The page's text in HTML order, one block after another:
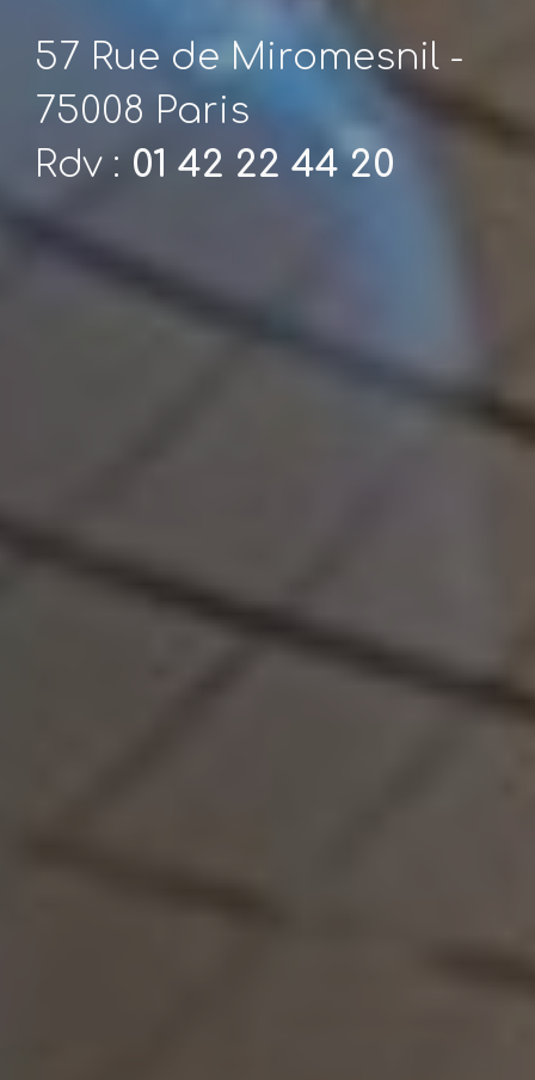
57 Rue de Miromesnil -
75008 Paris
Rdv : 01 42 22 44 20